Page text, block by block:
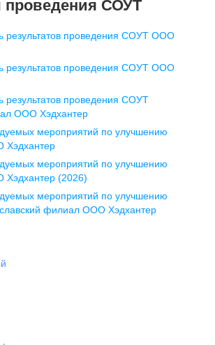
д. 10,
д. 2А, этаж 3,
20,
проведения СОУТ
результатов проведения СОУТ ООО
результатов проведения СОУТ ООО
результатов проведения СОУТ
ООО Хэдхантер
мероприятий по улучшению
Хэдхантер
мероприятий по улучшению
Хэдхантер (2026)
мероприятий по улучшению
филиал ООО Хэдхантер